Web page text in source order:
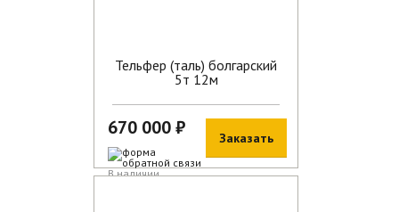
Тельфер (таль) болгарский
5т 12м
670 000 ₽
В наличии
Заказать